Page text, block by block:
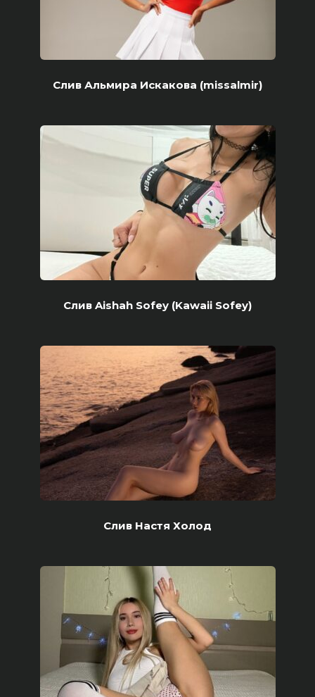
Слив Альмира Искакова (missalmir)
Слив Aishah Sofey (Kawaii Sofey)
Слив Настя Холод